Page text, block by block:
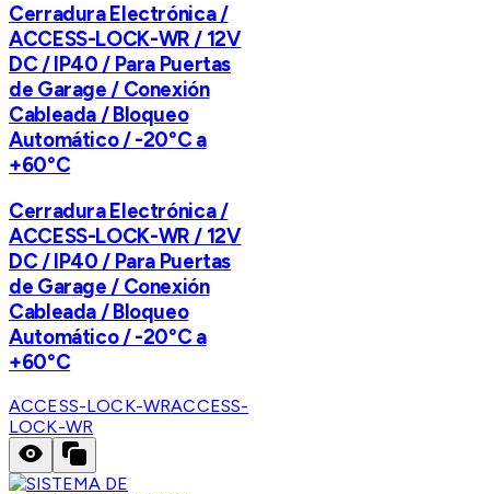
Cerradura Electrónica /
ACCESS-LOCK-WR / 12V
DC / IP40 / Para Puertas
de Garage / Conexión
Cableada / Bloqueo
Automático / -20°C a
+60°C
Cerradura Electrónica /
ACCESS-LOCK-WR / 12V
DC / IP40 / Para Puertas
de Garage / Conexión
Cableada / Bloqueo
Automático / -20°C a
+60°C
ACCESS-LOCK-WRACCESS-
LOCK-WR